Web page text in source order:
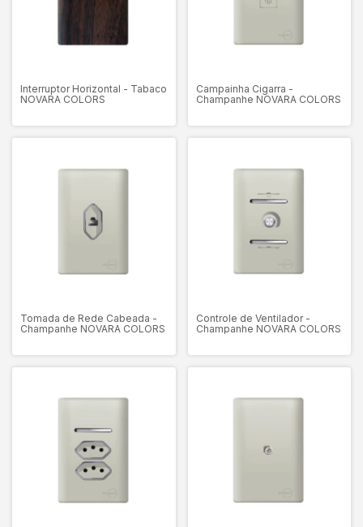
Interruptor Horizontal - Tabaco
NOVARA COLORS
Campainha Cigarra -
Champanhe NOVARA COLORS
Tomada de Rede Cabeada -
Champanhe NOVARA COLORS
Controle de Ventilador -
Champanhe NOVARA COLORS